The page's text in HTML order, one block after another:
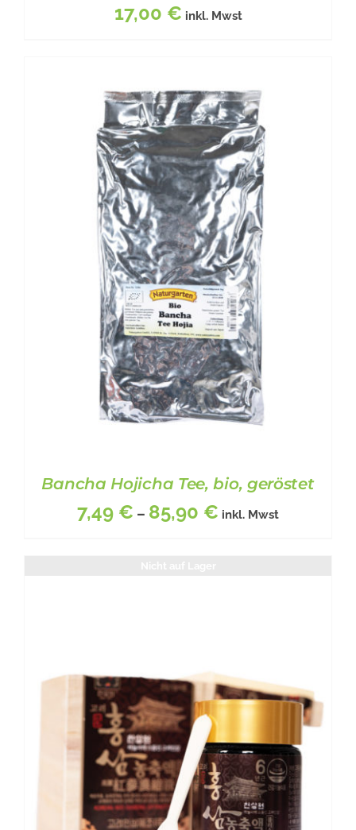
BESCHREIBUNG / DETAILS
17,00 € inkl. Mwst
BESCHREIBUNG
DIESES
PRODUKT
WEIST
MEHRERE
VARIANTEN
AUF.
DIE
OPTIONEN
KÖNNEN
AUF
/ DETAILS
Bancha Hojicha Tee, bio, geröstet
7,49 € – 85,90 € inkl. Mwst